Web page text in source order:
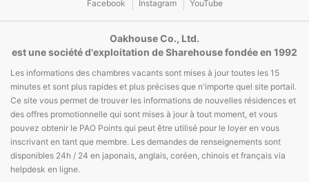
Facebook Instagram YouTube
Oakhouse Co., Ltd.
est une société d'exploitation de Sharehouse fondée en 1992
Les informations des chambres vacants sont mises à jour toutes les 15
minutes et sont plus rapides et plus précises que n'importe quel site portail.
Ce site vous permet de trouver les informations de nouvelles résidences et
des offres promotionnelle qui sont mises à jour à tout moment, et vous
pouvez obtenir le PAO Points qui peut être utilisé pour le loyer en vous
inscrivant en tant que membre. Les demandes de renseignements sont
disponibles 24h / 24 en japonais, anglais, coréen, chinois et français via
helpdesk en ligne.